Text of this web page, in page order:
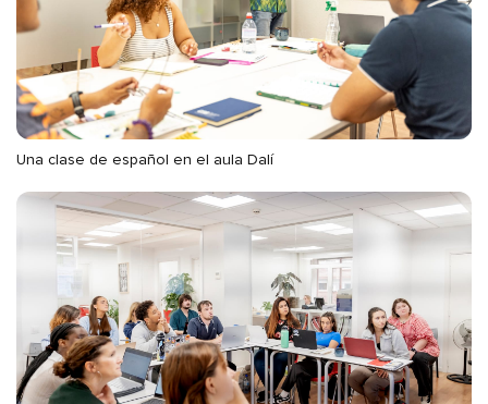
Una clase de español en el aula Dalí